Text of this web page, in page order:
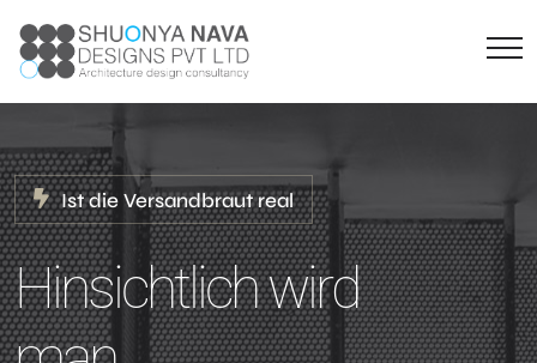
Ist die Versandbraut real
Hinsichtlich wird